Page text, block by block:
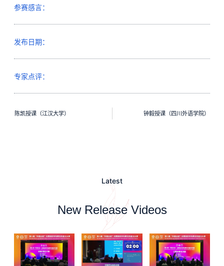
参赛感言：
发布日期：
专家点评：
陈凯授课（江汉大学） 钟毅授课（四川外语学院）
Latest
New Release Videos